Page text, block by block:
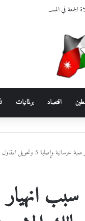
اقتصاد برلمانيات
المقاول ومالك المشروع للتحقيق
انهيار